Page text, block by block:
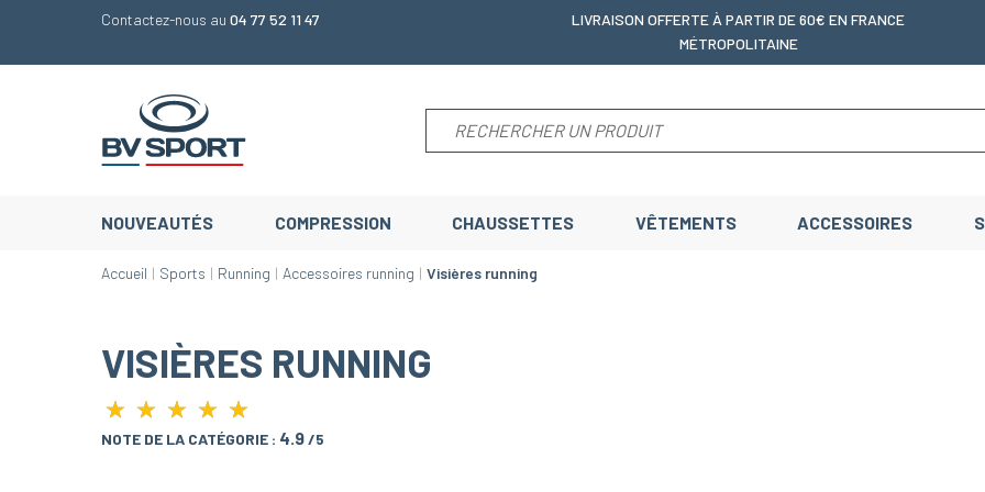
Contactez-nous au 04 77 52 11 47 LIVRAISON OFFERTE À PARTIR DE 60€ EN FRANCE
MÉTROPOLITAINE
NOUVEAUTÉS COMPRESSION CHAUSSETTES VÊTEMENTS ACCESSOIRES
Accueil Sports Running Accessoires running Visières running
VISIÈRES RUNNING
★ ★ ★ ★ ★
★ ★ ★ ★ ★
NOTE DE LA CATÉGORIE : 4.9/5